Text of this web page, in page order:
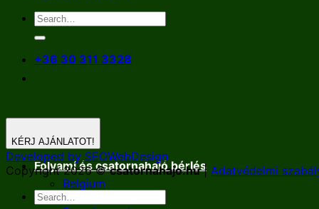
+36 30 311 3328
Folyami és csatornahajó bérlés
Belgium
Németország
KÉRJ AJÁNLATOT!
Developed by SEOWebDesign
Copyright 2026 ©csatornahajo.hu| Adatvédelmi